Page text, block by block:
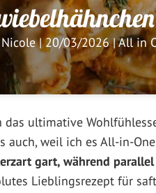
Nicole|20/03/2026|All in
ultimative
auch, weil ich es All-in-
gart, während
Lieblingsrezept für